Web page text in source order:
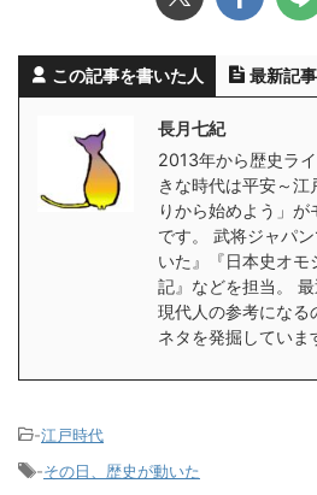
この記事を書いた人 最新記事
長月七紀
2013年から歴史ラ
きな時代は平安～江
りから始めよう」
です。 武将ジャパ
いた』『日本史オ
記』などを担当。
現代人の参考になる
ネタを発掘していま
-江戸時代
-その日、歴史が動いた